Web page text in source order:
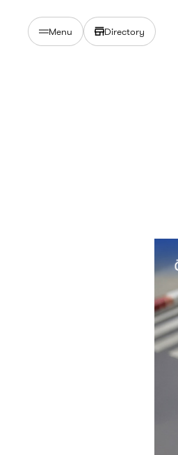
Menu Directory